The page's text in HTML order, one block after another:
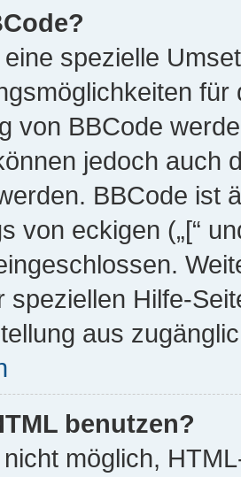
spezielle
von BBCode
jedoch auch
BBCode ist
von eckigen („[“
speziellen Hilfe-
aus
benutzen?
möglich,